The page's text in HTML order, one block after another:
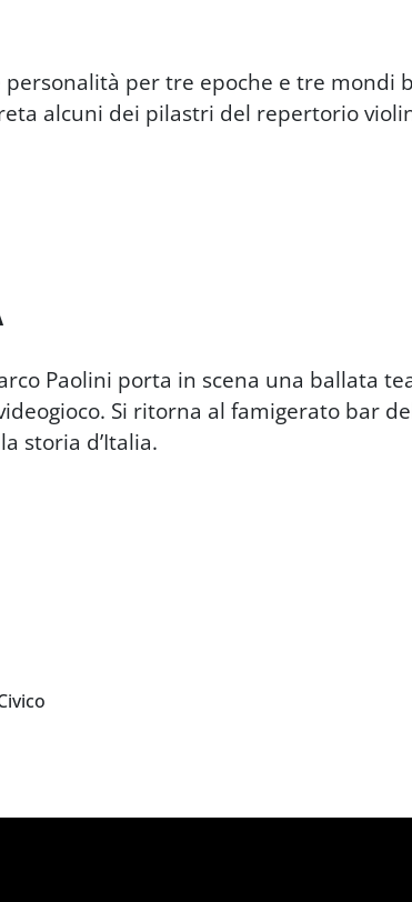
personalità per tre epoche e tre
alcuni dei pilastri del repertorio
Paolini porta in scena una ballata
Si ritorna al famigerato bar
storia d’Italia.